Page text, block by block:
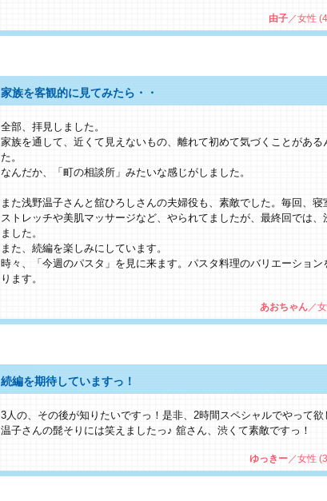
由子 ／女性
家族を客観的に見てみたら・・
全部、拝見しました。
家族を通して、近くて見えないもの、離れて初めて気づくことがある
た。
なんだか、「町の相談所」みたいな感じがしました。
また浅野温子さんと舘ひろしさんの夫婦役も、素敵でした。毎回、寝
ストレッチや美肌マッサージなど、やられてましたが、最終回では、
ました。
また、続編を楽しみにしています。
時々、「今週のパスタ」を見に来ます。パスタ料理のバリエーショ
ります。
あおちゃん ／
続編を期待していますっ！
3人の、その後が知りたいですっ！是非、2時間スペシャルでやって欲
温子さんの髭そりには笑えましたっ♪ 舘さん、渋くて素敵ですっ！
ゆっきー ／女性